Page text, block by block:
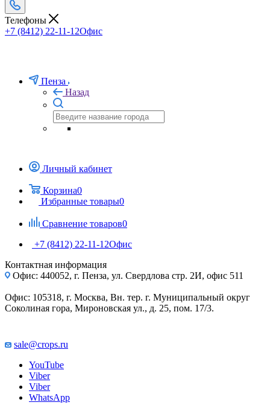
Телефоны
+7 (8412) 22-11-12Офис
Пенза
Назад
Личный кабинет
Корзина0
Избранные товары0
Сравнение товаров0
+7 (8412) 22-11-12Офис
Контактная информация
Офис: 440052, г. Пенза, ул. Свердлова стр. 2И, офис 511
Офис: 105318, г. Москва, Вн. тер. г. Муниципальный округ
Соколиная гора, Мироновская ул., д. 25, пом. 17/3.
sale@crops.ru
YouTube
Viber
Viber
WhatsApp